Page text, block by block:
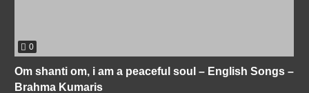
0
Om shanti om, i am a peaceful soul – English Songs –
Brahma Kumaris